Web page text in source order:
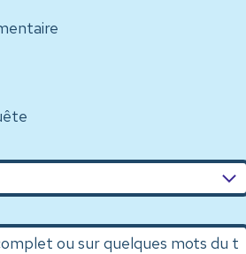
ou sur quelques mots du